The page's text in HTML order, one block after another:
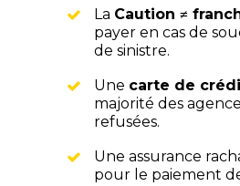
La Caution ≠
payer en cas de
de sinistre.
Une carte de
majorité des
refusées.
Une assurance
pour le paiement